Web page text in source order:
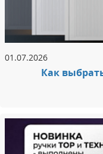
01.07.2026
Как